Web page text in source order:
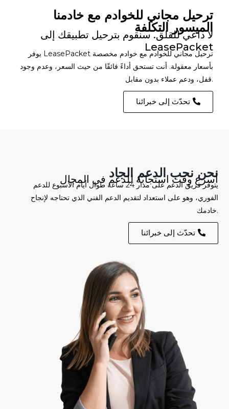
ترحيل مجاني للخوادم مع خادمنا
الميسور التكلفة
لا داعي للقلق. سنقوم بترحيل تطبيقك إلى
LeasePacket
يوفر LeasePacket ترحيل مجاني للخوادم مع خوادم مخصصة
بأسعار معقولة. أنت تستحق أداءً فائقًا من حيث السعر، وعدم وجود
قفل، ودعم عملاء بدون مقابل.
تحدّث إلى خبرائنا
نحن نحب الدعم الجاد
أسرع وقت استجابة للدعم في المجال
يتوفر فريق الدعم على مدار 24 ساعة طوال أيام الأسبوع للدعم
الفوري، وهو على استعداد لتقديم الدعم الفني الذي تحتاجه لإنجاح
خادمك.
تحدّث إلى خبرائنا